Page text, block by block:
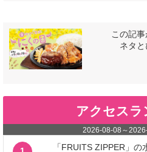
この記
ネタ
アクセスラ
2026-08-08 ～
「FRUITS ZIPPER」の